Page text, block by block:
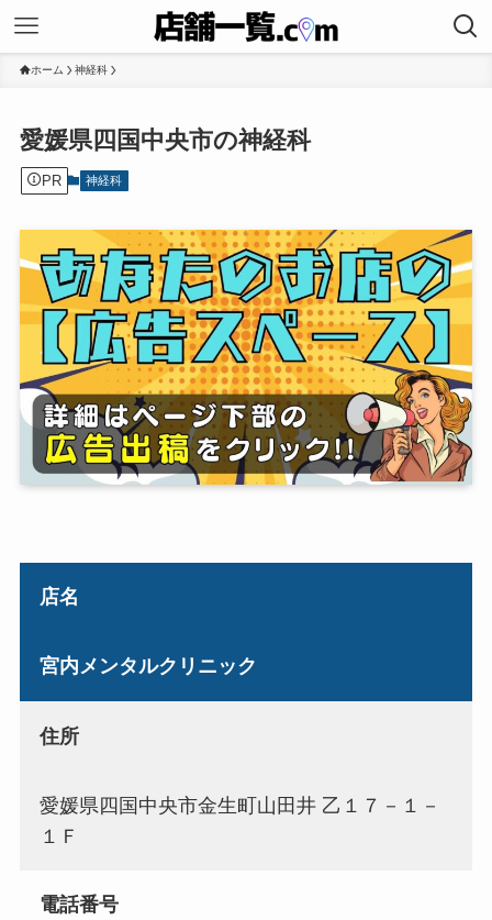
ホーム 神経科
愛媛県四国中央市の神経科
PR 神経科
店名
宮内メンタルクリニック
住所
愛媛県四国中央市金生町山田井 乙１７－１－
１Ｆ
電話番号